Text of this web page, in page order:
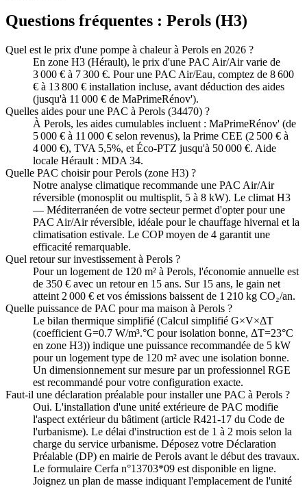
Questions fréquentes : Perols (H3)
Quel est le prix d'une pompe à chaleur à Perols en 2026 ?
En zone H3 (Hérault), le prix d'une PAC Air/Air varie de
3 000 € à 7 300 €. Pour une PAC Air/Eau, comptez de 8 600
€ à 13 800 € installation incluse, avant déduction des aides
(jusqu'à 11 000 € de MaPrimeRénov').
Quelles aides pour une PAC à Perols (34470) ?
À Perols, les aides cumulables incluent : MaPrimeRénov' (de
5 000 € à 11 000 € selon revenus), la Prime CEE (2 500 € à
4 000 €), TVA 5,5%, et Éco-PTZ jusqu'à 50 000 €. Aide
locale Hérault : MDA 34.
Quelle PAC choisir pour Perols (zone H3) ?
Notre analyse climatique recommande une PAC Air/Air
réversible (monosplit ou multisplit, 5 à 8 kW). Le climat H3
— Méditerranéen de votre secteur permet d'opter pour une
PAC Air/Air réversible, idéale pour le chauffage hivernal et la
climatisation estivale. Le COP moyen de 4 garantit une
efficacité remarquable.
Quel retour sur investissement à Perols ?
Pour un logement de 120 m² à Perols, l'économie annuelle est
de 350 € avec un retour en 15 ans. Sur 15 ans, le gain net
atteint 2 000 € et vos émissions baissent de 1 210 kg CO₂/an.
Quelle puissance de PAC pour ma maison à Perols ?
Le bilan thermique simplifié (Calcul simplifié G×V×ΔT
(coefficient G=0.7 W/m³.°C pour isolation bonne, ΔT=23°C
en zone H3)) indique une puissance recommandée de 5 kW
pour un logement type de 120 m² avec une isolation bonne.
Un dimensionnement sur mesure par un professionnel RGE
est recommandé pour votre configuration exacte.
Faut-il une déclaration préalable pour installer une PAC à Perols ?
Oui. L'installation d'une unité extérieure de PAC modifie
l'aspect extérieur du bâtiment (article R421-17 du Code de
l'urbanisme). Le délai d'instruction est de 1 à 2 mois selon la
charge du service urbanisme. Déposez votre Déclaration
Préalable (DP) en mairie de Perols avant le début des travaux.
Le formulaire Cerfa n°13703*09 est disponible en ligne.
Joignez un plan de masse indiquant l'emplacement de l'unité